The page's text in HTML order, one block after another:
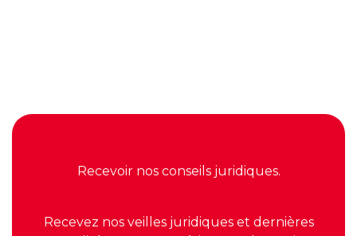
Recevoir nos conseils juridiques.
Recevez nos veilles juridiques et dernières